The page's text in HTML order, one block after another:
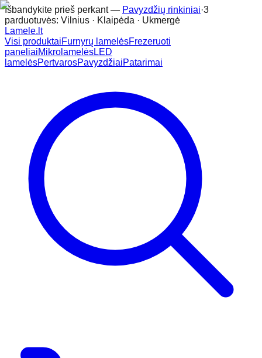
Išbandykite prieš perkant — Pavyzdžių rinkiniai·3
parduotuvės: Vilnius · Klaipėda · Ukmergė
Lamele.lt
Visi produktaiFurnyrų lamelėsFrezeruoti
paneliaiMikrolamelėsLED
lamelėsPertvarosPavyzdžiaiPatarimai